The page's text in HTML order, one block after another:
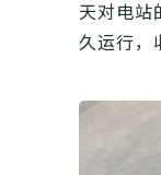
天对电站
久运行，